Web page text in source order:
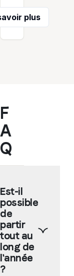
plus
F
A
Q
Est-il
possible
de
partir
tout au
long de
l'année
?